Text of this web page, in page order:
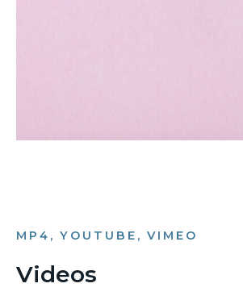
MP4, YOUTUBE, VIMEO
Videos